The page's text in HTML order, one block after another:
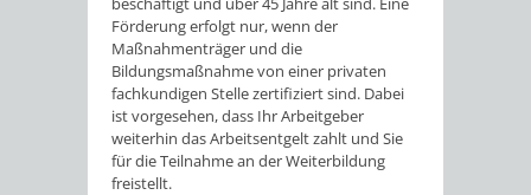
Förderung erfolgt nur, wenn der
Maßnahmenträger und die
Bildungsmaßnahme von einer privaten
fachkundigen Stelle zertifiziert sind. Dabei
ist vorgesehen, dass Ihr Arbeitgeber
weiterhin das Arbeitsentgelt zahlt und Sie
für die Teilnahme an der Weiterbildung
freistellt.